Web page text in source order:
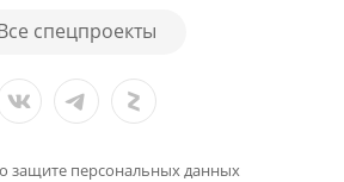
спецпроекты
защите персональных данных